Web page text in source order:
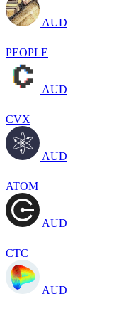
AUD
PEOPLE
AUD
CVX
AUD
ATOM
AUD
CTC
AUD